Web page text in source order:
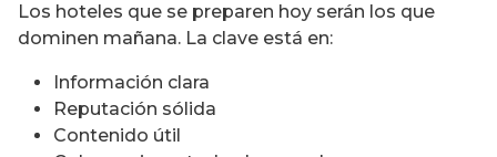
Los hoteles que se preparen hoy serán los que
dominen mañana. La clave está en:
Información clara
Reputación sólida
Contenido útil